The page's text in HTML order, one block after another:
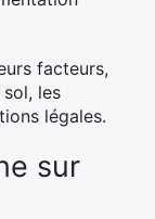
facteurs,
les
légales.
sur